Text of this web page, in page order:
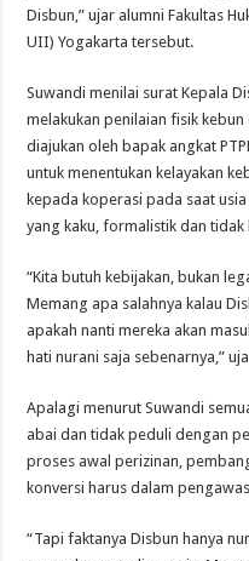
Disbun,” ujar alumni Fakultas
UII) Yogakarta tersebut.
Suwandi menilai surat Kepala
melakukan penilaian fisik
diajukan oleh bapak angkat
untuk menentukan kelayakan
kepada koperasi pada saat
yang kaku, formalistik dan tidak
“Kita butuh kebijakan, bukan
Memang apa salahnya kalau
apakah nanti mereka akan
hati nurani saja sebenarnya,”
Apalagi menurut Suwandi
abai dan tidak peduli dengan
proses awal perizinan,
konversi harus dalam
“Tapi faktanya Disbun hanya